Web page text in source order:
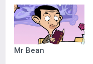
Mr Bean